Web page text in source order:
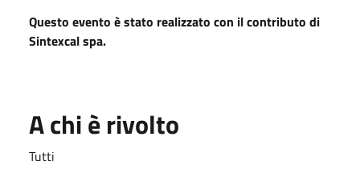
Questo evento è stato realizzato con il contributo di
Sintexcal spa.
A chi è rivolto
Tutti